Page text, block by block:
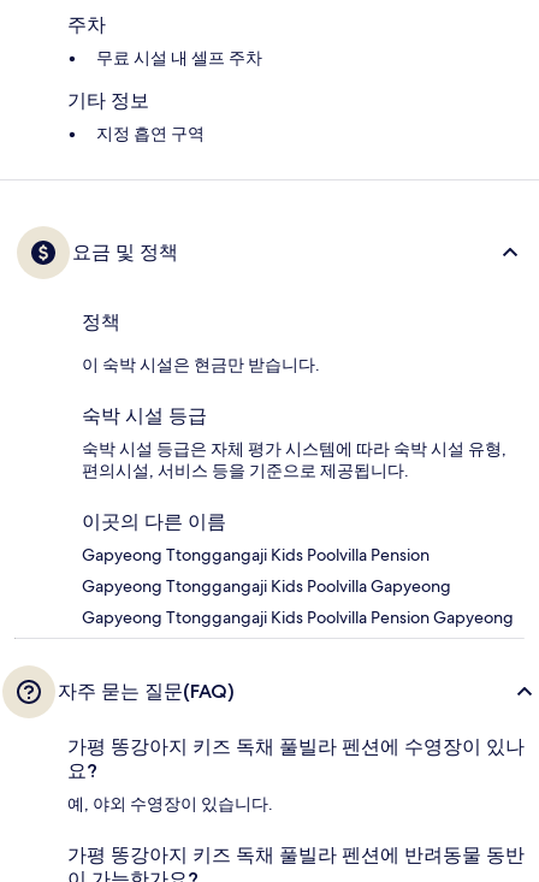
주차
무료 시설 내 셀프 주차
기타 정보
지정 흡연 구역
요금 및 정책
정책
이 숙박 시설은 현금만 받습니다.
숙박 시설 등급
숙박 시설 등급은 자체 평가 시스템에 따라 숙박 시설 유형,
편의시설, 서비스 등을 기준으로 제공됩니다.
이곳의 다른 이름
Gapyeong Ttonggangaji Kids Poolvilla Pension
Gapyeong Ttonggangaji Kids Poolvilla Gapyeong
Gapyeong Ttonggangaji Kids Poolvilla Pension Gapyeong
자주 묻는 질문(FAQ)
가평 똥강아지 키즈 독채 풀빌라 펜션에 수영장이 있나
요?
예, 야외 수영장이 있습니다.
가평 똥강아지 키즈 독채 풀빌라 펜션에 반려동물 동반